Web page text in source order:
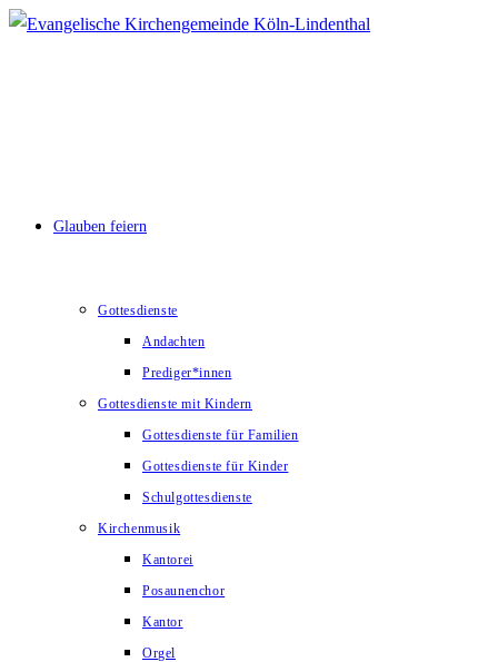
Zum
Glauben feiern
Gottesdienste
Andachten
Prediger*innen
Gottesdienste mit Kindern
Gottesdienste für Familien
Gottesdienste für Kinder
Schulgottesdienste
Kirchenmusik
Kantorei
Posaunenchor
Kantor
Orgel